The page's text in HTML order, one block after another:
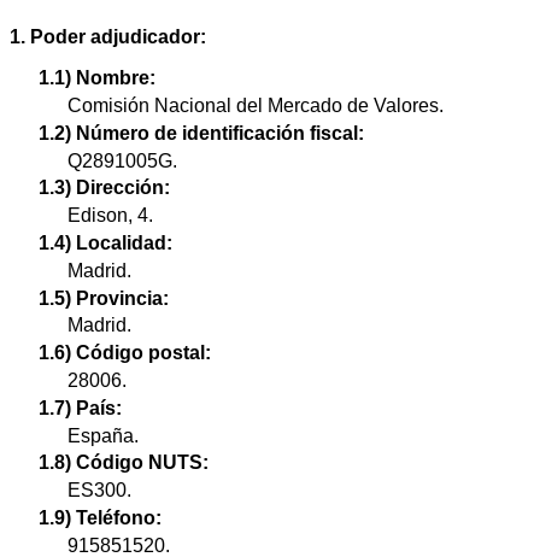
1. Poder adjudicador:
1.1) Nombre:
Comisión Nacional del Mercado de Valores.
1.2) Número de identificación fiscal:
Q2891005G.
1.3) Dirección:
Edison, 4.
1.4) Localidad:
Madrid.
1.5) Provincia:
Madrid.
1.6) Código postal:
28006.
1.7) País:
España.
1.8) Código NUTS:
ES300.
1.9) Teléfono:
915851520.